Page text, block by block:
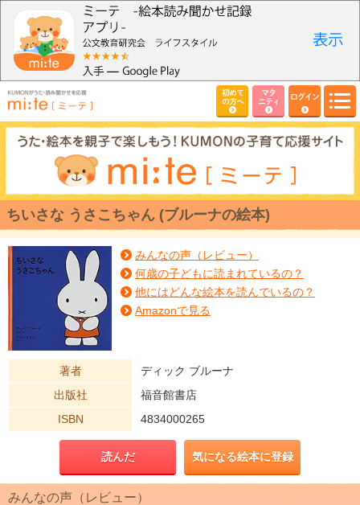
初めて
の方へ
マタ
ニティ
ログイン
ちいさな うさこちゃん (ブルーナの絵本)
みんなの声（レビュー）
何歳の子どもに読まれているの？
他にはどんな絵本を読んでいるの？
Amazonで見る
著者
ディック ブルーナ
出版社
福音館書店
ISBN
4834000265
読んだ 気になる絵本に登録
みんなの声（レビュー）